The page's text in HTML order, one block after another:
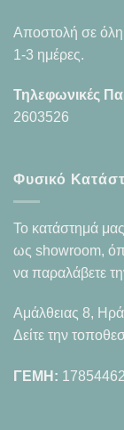
Αποστολή σε
1-3 ημέρες.
Τηλεφωνικές
2603526
Φυσικό
Το κατάστημά μας
ως showroom,
να παραλάβετε
Αμάλθειας 8,
Δείτε την
ΓΕΜΗ: